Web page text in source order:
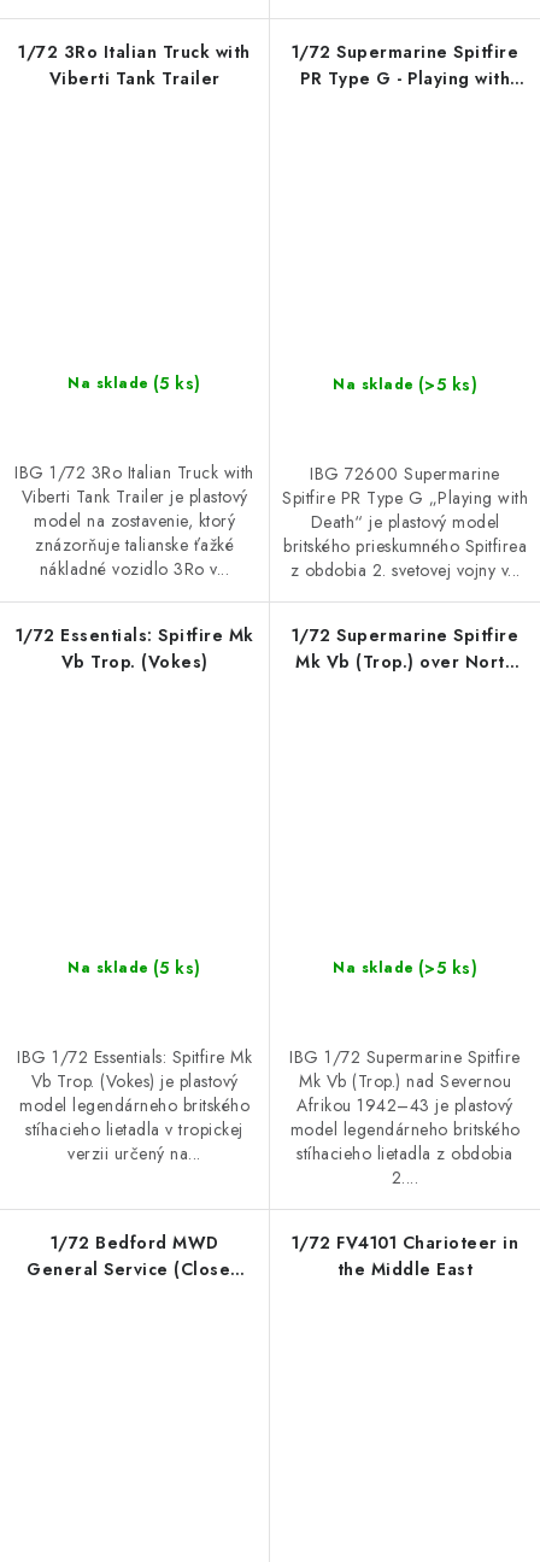
1/72 3Ro Italian Truck with
Viberti Tank Trailer
Na sklade (5 ks)
IBG 1/72 3Ro Italian Truck with
Viberti Tank Trailer je plastový
model na zostavenie, ktorý
znázorňuje talianske ťažké
nákladné vozidlo 3Ro v...
1/72 Supermarine Spitfire
PR Type G - Playing with
Na sklade (>5 ks)
IBG 72600 Supermarine
Spitfire PR Type G „Playing with
Death“ je plastový model
britského prieskumného Spitfirea
z obdobia 2. svetovej vojny v...
1/72 Essentials: Spitfire Mk
Vb Trop. (Vokes)
Na sklade (5 ks)
IBG 1/72 Essentials: Spitfire Mk
Vb Trop. (Vokes) je plastový
model legendárneho britského
stíhacieho lietadla v tropickej
verzii určený na...
1/72 Supermarine Spitfire
Mk Vb (Trop.) over North
Na sklade (>5 ks)
IBG 1/72 Supermarine Spitfire
Mk Vb (Trop.) nad Severnou
Afrikou 1942–43 je plastový
model legendárneho britského
stíhacieho lietadla z obdobia
2....
1/72 Bedford MWD
General Service (Closed
1/72 FV4101 Charioteer in
the Middle East